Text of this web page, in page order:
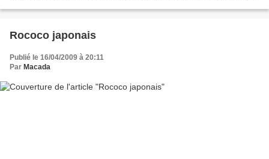
Rococo japonais
Publié le 16/04/2009 à 20:11
Par Macada